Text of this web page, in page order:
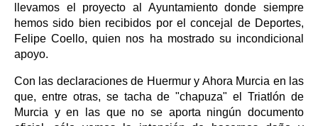
llevamos el proyecto al Ayuntamiento donde siempre
hemos sido bien recibidos por el concejal de Deportes,
Felipe Coello, quien nos ha mostrado su incondicional
apoyo.
Con las declaraciones de Huermur y Ahora Murcia en las
que, entre otras, se tacha de "chapuza" el Triatlón de
Murcia y en las que no se aporta ningún documento